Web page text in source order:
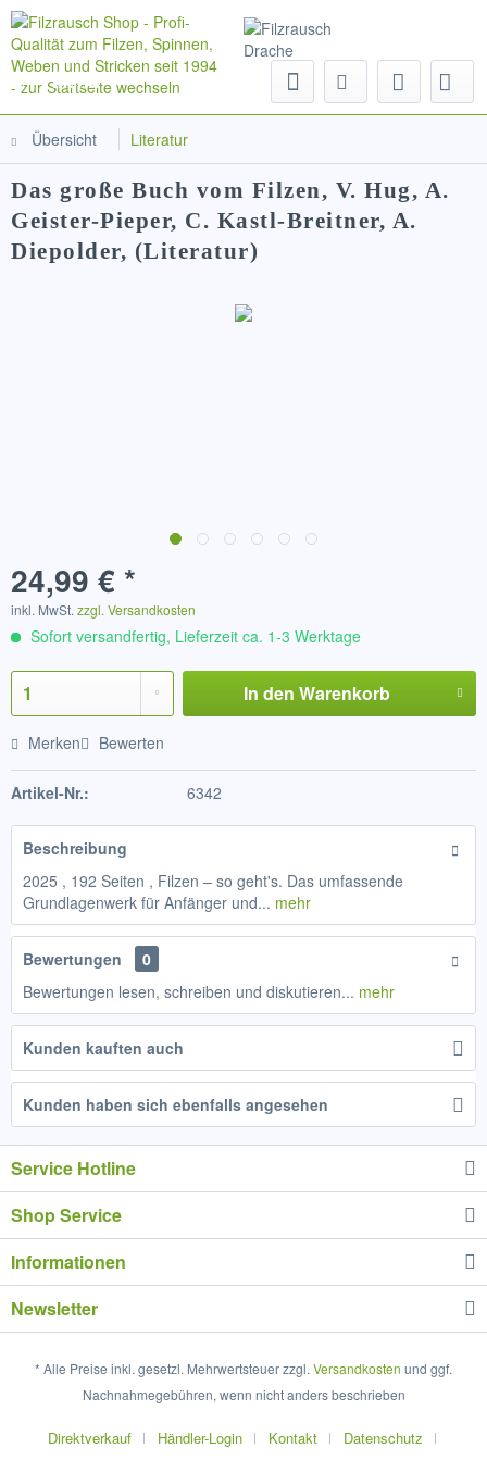
Menü
Übersicht Literatur
Das große Buch vom Filzen, V. Hug, A.
Geister-Pieper, C. Kastl-Breitner, A.
Diepolder, (Literatur)
24,99 € *
inkl. MwSt. zzgl. Versandkosten
Sofort versandfertig, Lieferzeit ca. 1-3 Werktage
In den Warenkorb
Merken Bewerten
Artikel-Nr.: 6342
Beschreibung
2025 , 192 Seiten , Filzen – so geht's. Das umfassende
Grundlagenwerk für Anfänger und... mehr
Bewertungen
0
Bewertungen lesen, schreiben und diskutieren... mehr
Kunden kauften auch
Kunden haben sich ebenfalls angesehen
Service Hotline
Shop Service
Informationen
Newsletter
* Alle Preise inkl. gesetzl. Mehrwertsteuer zzgl. Versandkosten und ggf.
Nachnahmegebühren, wenn nicht anders beschrieben
Direktverkauf Händler-Login Kontakt Datenschutz